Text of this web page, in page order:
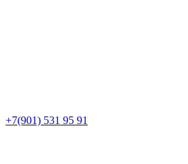
+7(901) 531 95 91